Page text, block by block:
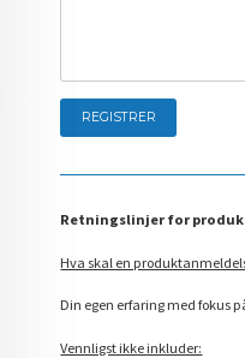
Retningslinjer for
Hva skal en
Din egen erfaring med fokus
Vennligst ikke inkluder: